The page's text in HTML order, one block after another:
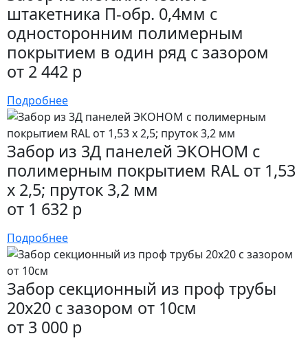
штакетника П-обр. 0,4мм с
односторонним полимерным
покрытием в один ряд с зазором
от 2 442 р
Подробнее
Забор из 3Д панелей ЭКОНОМ с
полимерным покрытием RAL от 1,53
х 2,5; пруток 3,2 мм
от 1 632 р
Подробнее
Забор секционный из проф трубы
20х20 с зазором от 10см
от 3 000 р